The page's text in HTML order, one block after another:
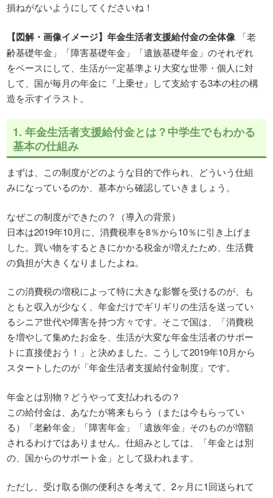
損ねがないようにしてくださいね！
【図解・画像イメージ】年金生活者支援給付金の全体像 「老
齢基礎年金」「障害基礎年金」「遺族基礎年金」のそれぞれ
をベースにして、生活が一定基準より大変な世帯・個人に対
して、国が毎月の年金に『上乗せ』して支給する3本の柱の構
造を示すイラスト。
1. 年金生活者支援給付金とは？中学生でもわかる
基本の仕組み
まずは、この制度がどのような目的で作られ、どういう仕組
みになっているのか、基本から確認していきましょう。
なぜこの制度ができたの？（導入の背景）
日本は2019年10月に、消費税率を8％から10％に引き上げま
した。買い物をするときにかかる税金が増えたため、生活費
の負担が大きくなりましたよね。
この消費税の増税によって特に大きな影響を受けるのが、も
ともと収入が少なく、年金だけでギリギリの生活を送ってい
るシニア世代や障害を持つ方々です。そこで国は、「消費税
を増やして集めたお金を、生活が大変な年金生活者のサポー
トに直接使おう！」と決めました。こうして2019年10月から
スタートしたのが「年金生活者支援給付金制度」です。
年金とは別物？どうやって支払われるの？
この給付金は、あなたが将来もらう（または今もらってい
る）「老齢年金」「障害年金」「遺族年金」そのものが増額
されるわけではありません。仕組みとしては、「年金とは別
の、国からのサポート金」として扱われます。
ただし、受け取る側の便利さを考えて、2ヶ月に1回送られて